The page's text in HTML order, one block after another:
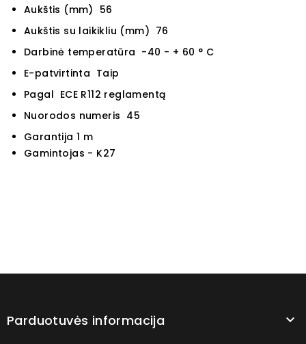
Aukštis (mm) 56
Aukštis su laikikliu (mm) 76
Darbinė temperatūra -40 - + 60 ° C
E-patvirtinta Taip
Pagal ECE R112 reglamentą
Nuorodos numeris 45
Garantija 1 m
Gamintojas - K27
Parduotuvės informacija 